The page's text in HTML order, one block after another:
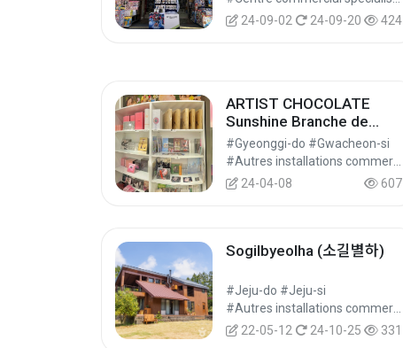
24-09-02
24-09-20 424
ARTIST CHOCOLATE
Sunshine Branche de
Dongdaemun(아티스트초
콜릿 선샤인 동대문점)
#Gyeonggi-do #Gwacheon-si
24-04-08
607
Sogilbyeolha (소길별하)
#Jeju-do #Jeju-si
22-05-12
24-10-25 331